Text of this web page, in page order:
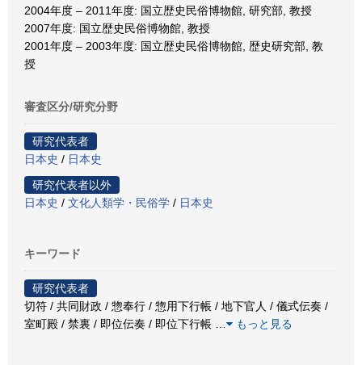
2004年度 – 2011年度: 国立歴史民俗博物館, 研究部, 教授
2007年度: 国立歴史民俗博物館, 教授
2001年度 – 2003年度: 国立歴史民俗博物館, 歴史研究部, 教
授
審査区分/研究分野
研究代表者
日本史 / 日本史
研究代表者以外
日本史 / 文化人類学・民俗学 / 日本史
キーワード
研究代表者
切符 / 共同財政 / 惣奉行 / 惣用下行帳 / 地下官人 / 儀式伝奏 /
室町殿 / 禁裏 / 即位伝奏 / 即位下行帳
もっと見る